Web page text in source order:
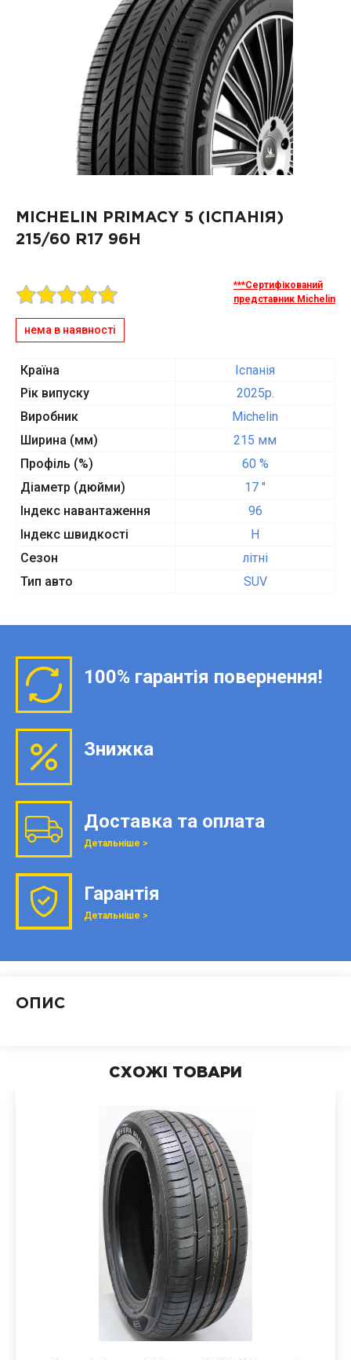
MICHELIN PRIMACY 5 (ІСПАНІЯ)
215/60 R17 96H
***Сертифікований
представник Michelin
нема в наявності
Країна
Іспанія
Рік випуску
2025p.
Виробник
Michelin
Ширина (мм)
215 мм
Профіль (%)
60 %
Діаметр (дюйми)
17 "
Індекс навантаження
96
Індекс швидкості
H
Сезон
літні
Тип авто
SUV
100% гарантія повернення!
Знижка
Доставка та оплата
Детальніше >
Гарантія
Детальніше >
ОПИС
СХОЖІ ТОВАРИ